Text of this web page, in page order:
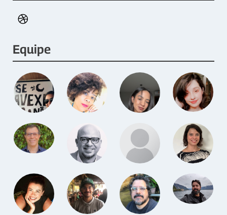
Equipe